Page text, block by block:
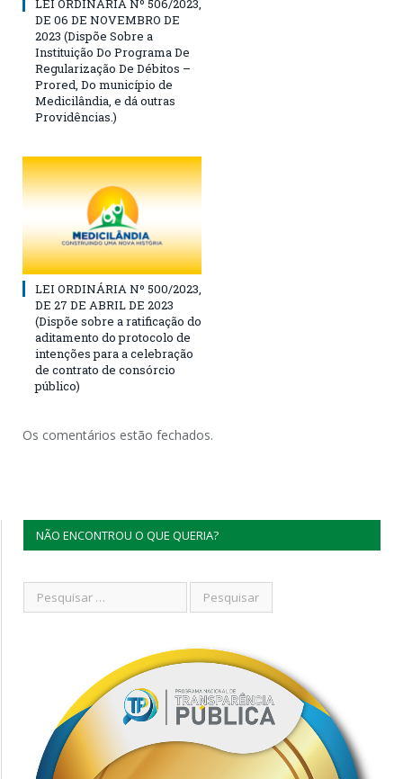
LEI ORDINÁRIA Nº 506/2023,
DE 06 DE NOVEMBRO DE
2023 (Dispõe Sobre a
Instituição Do Programa De
Regularização De Débitos –
Prored, Do município de
Medicilândia, e dá outras
Providências.)
LEI ORDINÁRIA Nº 500/2023,
DE 27 DE ABRIL DE 2023
(Dispõe sobre a ratificação do
aditamento do protocolo de
intenções para a celebração
de contrato de consórcio
público)
Os comentários estão fechados.
NÃO ENCONTROU O QUE QUERIA?